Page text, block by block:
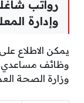
رواتب
وإدارة
يمكن الاطلاع
وظائف مساعدي
وزارة الصحة